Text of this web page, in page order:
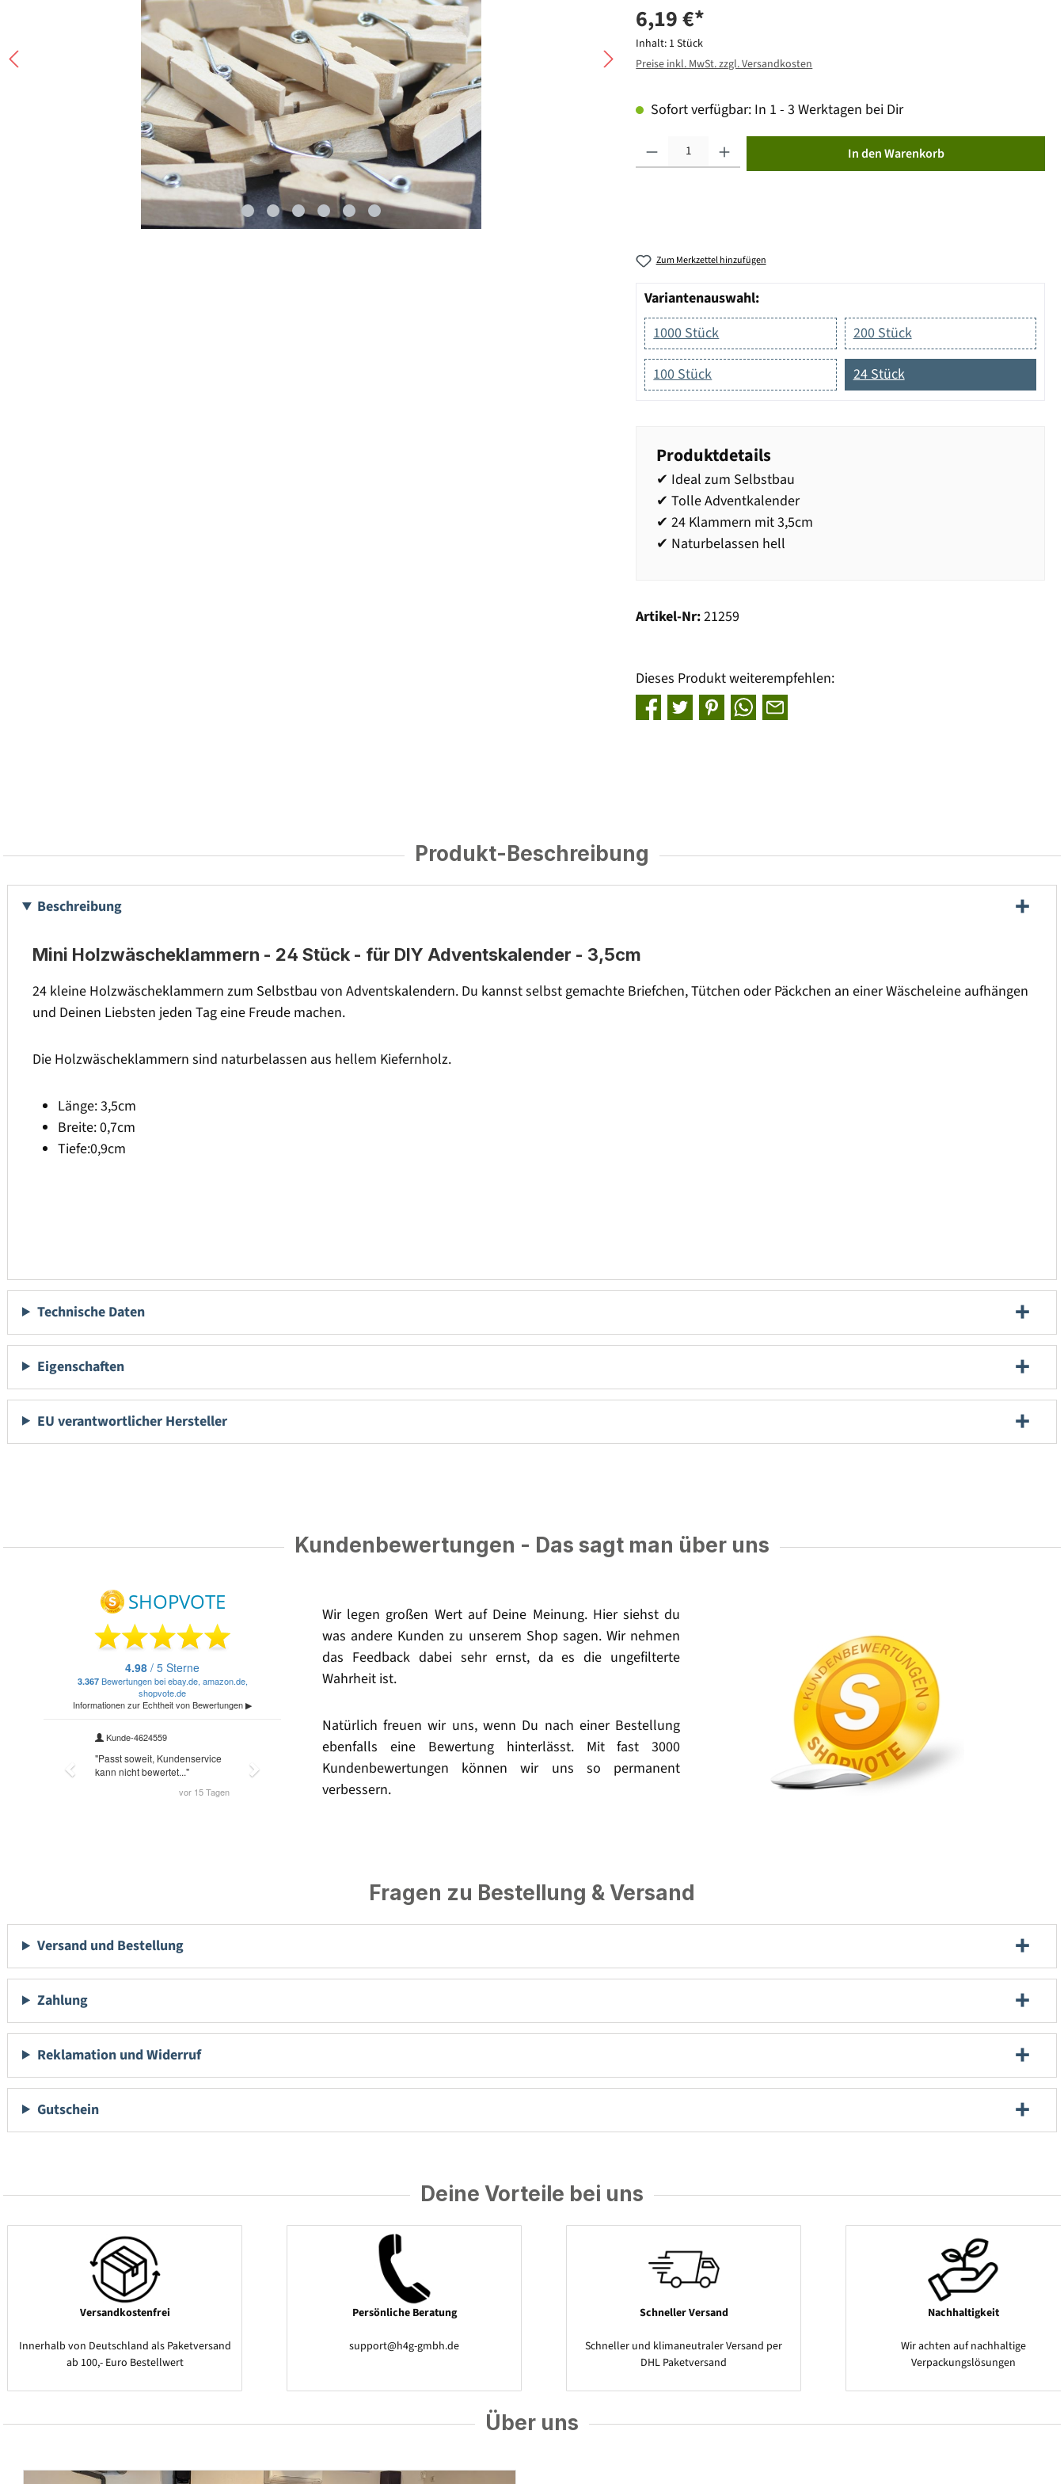
6,19 €*
Inhalt: 1 Stück
Preise inkl. MwSt. zzgl. Versandkosten
Sofort verfügbar: In 1 - 3 Werktagen bei Dir
In den Warenkorb
Zum Merkzettel hinzufügen
Variantenauswahl:
1000 Stück
200 Stück
100 Stück 24 Stück
Produktdetails
✔ Ideal zum Selbstbau
✔ Tolle Adventkalender
✔ 24 Klammern mit 3,5cm
✔ Naturbelassen hell
Artikel-Nr:21259
Dieses Produkt weiterempfehlen:
Produkt-Beschreibung
Beschreibung
Mini Holzwäscheklammern - 24 Stück - für DIY Adventskalender - 3,5cm
24 kleine Holzwäscheklammern zum Selbstbau von Adventskalendern. Du kannst selbst gemachte Briefchen, Tütchen oder Päckchen an einer Wäscheleine aufhängen
und Deinen Liebsten jeden Tag eine Freude machen.
Die Holzwäscheklammern sind naturbelassen aus hellem Kiefernholz.
Länge: 3,5cm
Breite: 0,7cm
Tiefe:0,9cm
Technische Daten
Eigenschaften
EU verantwortlicher Hersteller
Kundenbewertungen - Das sagt man über uns
Wir legen großen Wert auf Deine Meinung. Hier siehst du
was andere Kunden zu unserem Shop sagen. Wir nehmen
das Feedback dabei sehr ernst, da es die ungefilterte
Wahrheit ist.
Natürlich freuen wir uns, wenn Du nach einer Bestellung
ebenfalls eine Bewertung hinterlässt. Mit fast 3000
Kundenbewertungen können wir uns so permanent
verbessern.
Fragen zu Bestellung & Versand
Versand und Bestellung
Zahlung
Reklamation und Widerruf
Gutschein
Deine Vorteile bei uns
Versandkostenfrei
Innerhalb von Deutschland als Paketversand
ab 100,- Euro Bestellwert
Persönliche Beratung
support@h4g-gmbh.de
Schneller Versand
Schneller und klimaneutraler Versand per
DHL Paketversand
Nachhaltigkeit
Wir achten auf nachhaltige
Verpackungslösungen
Über uns